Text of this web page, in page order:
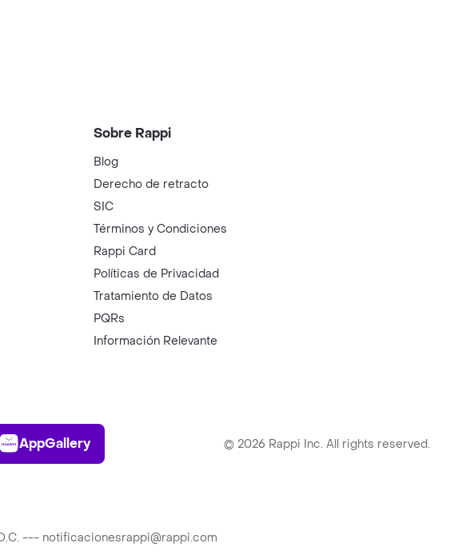
Sobre Rappi
Blog
Derecho de retracto
SIC
Términos y Condiciones
Rappi Card
Políticas de Privacidad
Tratamiento de Datos
PQRs
Información Relevante
AppGallery
AppGallery © 2026 Rappi Inc. All rights reserved.
--- notificacionesrappi@rappi.com